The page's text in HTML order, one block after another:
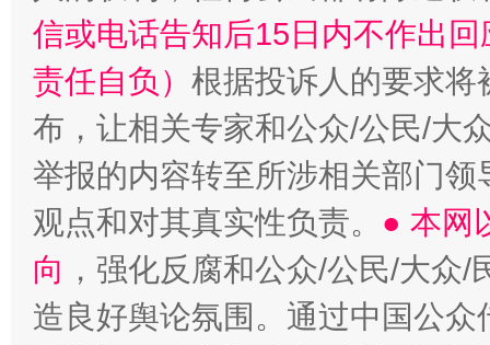
信或电话告知后15日内不作出
责任自负） 根据投诉人的要求将
布，让相关专家和公众/公民/大
举报的内容转至所涉相关部门
观点和对其真实性负责。 ● 本网
向 ，强化反腐和公众/公民/大众
造良好舆论氛围。通过中国公